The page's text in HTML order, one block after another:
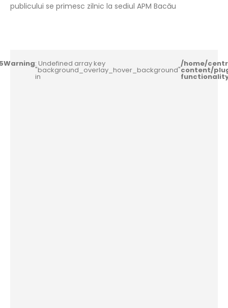
publicului se primesc zilnic la sediul APM Bacău
Warning: Undefined array key
"background_overlay_hover_background"
in
/home/
content/